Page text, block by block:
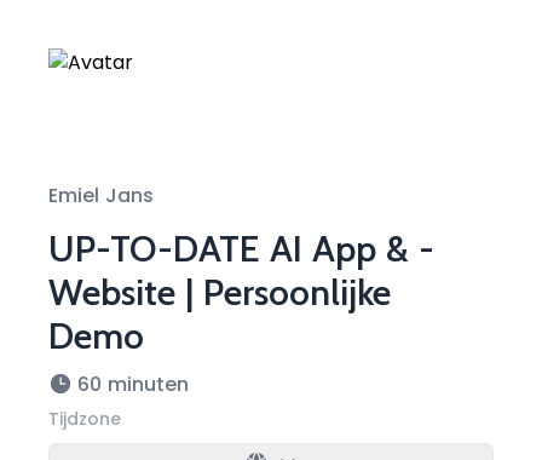
Emiel Jans
UP-TO-DATE AI App & -
Website | Persoonlijke
Demo
60 minuten
Tijdzone